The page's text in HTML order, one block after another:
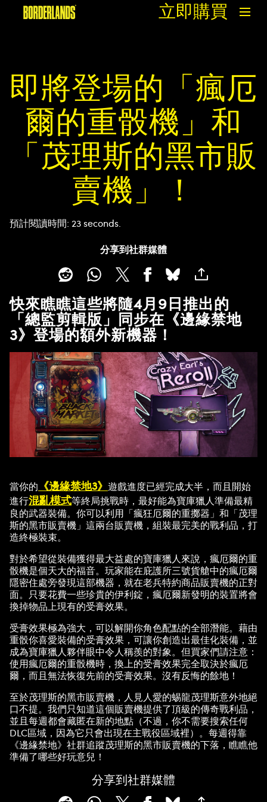
立即購買
即將登場的「瘋厄
爾的重骰機」和
「茂理斯的黑市販
賣機」！
預計閱讀時間 23 seconds
分享到社群媒體
快來瞧瞧這些將隨4月9日推出的
「總監剪輯版」同步在《邊緣禁地
3》登場的額外新機器！
當你的 《邊緣禁地3》 遊戲進度已經完成大半，而且開始
進行混亂模式等終局挑戰時，最好能為寶庫獵人準備最精
良的武器裝備。你可以利用「瘋狂厄爾的重擲器」和「茂理
斯的黑市販賣機」這兩台販賣機，組裝最完美的戰利品，打
造終極裝束。
對於希望從裝備獲得最大益處的寶庫獵人來說，瘋厄爾的重
骰機是個天大的福音。玩家能在庇護所三號貨艙中的瘋厄爾
隱密住處旁發現這部機器，就在老兵特約商品販賣機的正對
面。只要花費一些珍貴的伊利錠，瘋厄爾新發明的裝置將會
換掉物品上現有的受膏效果。
受膏效果極為強大，可以解開你角色配點的全部潛能。藉由
重骰你喜愛裝備的受膏效果，可讓你創造出最佳化裝備，並
成為寶庫獵人夥伴眼中令人稱羨的對象。但買家們請注意：
使用瘋厄爾的重骰機時，換上的受膏效果完全取決於瘋厄
爾，而且無法恢復先前的受膏效果。沒有反悔的餘地！
至於茂理斯的黑市販賣機，人見人愛的蜴龍茂理斯意外地絕
口不提。我們只知道這個販賣機提供了頂級的傳奇戰利品，
並且每週都會藏匿在新的地點（不過，你不需要搜索任何
DLC區域，因為它只會出現在主戰役區域裡）。每週得靠
《邊緣禁地》社群追蹤茂理斯的黑市販賣機的下落，瞧瞧他
準備了哪些好玩意兒！
分享到社群媒體